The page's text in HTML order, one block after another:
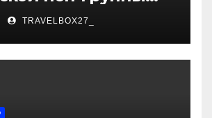
интернешнл»
успеха, музыка
участников
TRAVELBOX27_